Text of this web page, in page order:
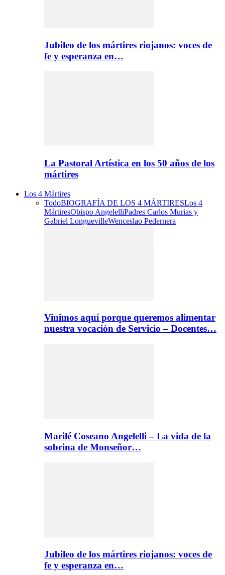
Jubileo de los mártires riojanos: voces de
fe y esperanza en…
La Pastoral Artística en los 50 años de los
mártires
Los 4 Mártires
TodoBIOGRAFÍA DE LOS 4 MÁRTIRESLos 4
MártiresObispo AngelelliPadres Carlos Murias y
Gabriel LonguevilleWenceslao Pedernera
Vinimos aquí porque queremos alimentar
nuestra vocación de Servicio – Docentes…
Marilé Coseano Angelelli – La vida de la
sobrina de Monseñor…
Jubileo de los mártires riojanos: voces de
fe y esperanza en…